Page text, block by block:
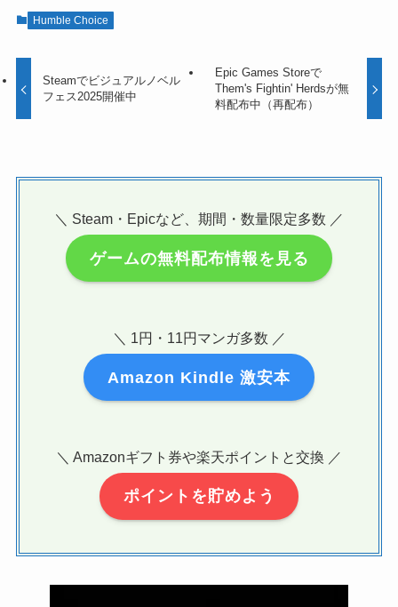
Humble Choice
Steamでビジュアルノベル
フェス2025開催中
Epic Games Storeで
Them's Fightin' Herdsが無
料配布中（再配布）
＼ Steam・Epicなど、期間・数量限定多数 ／
ゲームの無料配布情報を見る
＼ 1円・11円マンガ多数 ／
Amazon Kindle 激安本
＼ Amazonギフト券や楽天ポイントと交換 ／
ポイントを貯めよう